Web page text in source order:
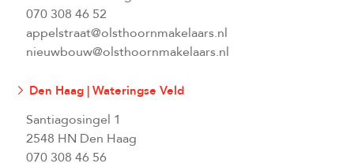
070 308 46 52
appelstraat@olsthoornmakelaars.nl
nieuwbouw@olsthoornmakelaars.nl
Den Haag | Wateringse Veld
Santiagosingel 1
2548 HN Den Haag
070 308 46 56